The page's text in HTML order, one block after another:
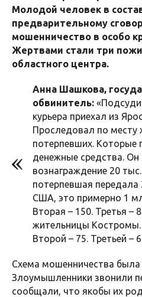
Молодой человек в
предварительному
мошенничество в особо
Жертвами стали три
областного центра.
Анна Шашкова,
обвинитель:
курьера приехал из
Проследовал по месту
потерпевших. Которые
денежные средства. Он
вознаграждение 20
потерпевшая
США, это примерно 1
Вторая – 150. Третья –
жительницы Костромы.
Второй – 75. Третьей –
Схема мошенничества была
Злоумышленники звонили
сообщали, что якобы их